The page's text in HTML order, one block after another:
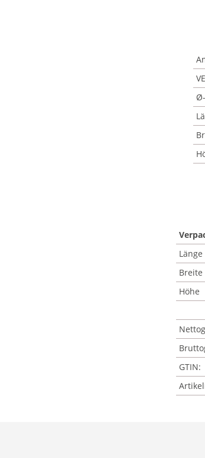
Länge
Breite
Höhe
GTIN: